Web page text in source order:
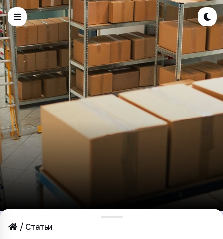
Статьи